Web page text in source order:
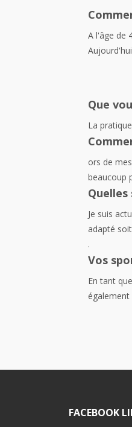
A l'âge de
Que
La
ors de
beaucoup
Quelles
Je suis
adapté
.
Vos
En tant
FACEBOOK